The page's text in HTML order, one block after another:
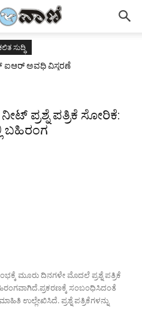
ಸುದ್ಧಿ
ಐಆರ್ ಅವಧಿ ವಿಸ್ತರಣೆ
ಪ್ರಶ್ನೆ ಪತ್ರಿಕೆ ಸೋರಿಕೆ:
ಬಹಿರಂಗ
ಮೂರು ದಿನಗಳೇ ಮೊದಲೆ‌ ಪ್ರಶ್ನೆ ಪತ್ರಿಕೆ
ಸಂಬಂಧಿಸಿದಂತೆ
ಉಲ್ಲೇಖಿಸಿದೆ. ಪ್ರಶ್ನೆ ಪತ್ರಿಕೆಗಳನ್ನು